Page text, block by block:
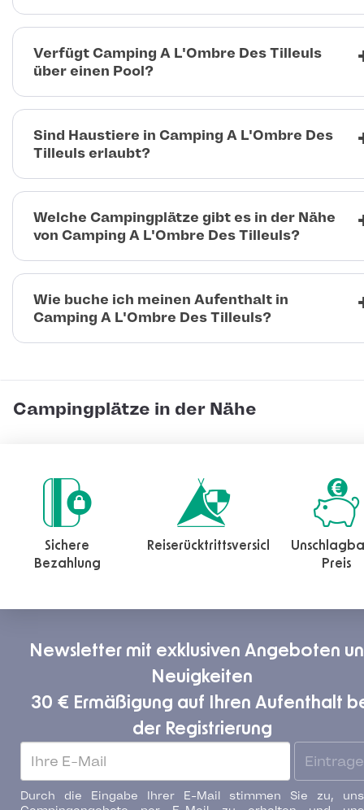
Verfügt Camping A L'Ombre Des Tilleuls
über einen Pool?
Sind Haustiere in Camping A L'Ombre Des
Tilleuls erlaubt?
Welche Campingplätze gibt es in der Nähe
von Camping A L'Ombre Des Tilleuls?
Wie buche ich meinen Aufenthalt in
Camping A L'Ombre Des Tilleuls?
Campingplätze in der Nähe
Sichere
Bezahlung
Reiserücktrittsversicherung
Preis
Newsletter mit exklusiven Angeboten
Neuigkeiten
30 € Ermäßigung auf Ihren Aufenthalt
der Registrierung
Durch die Eingabe Ihrer E-Mail stimmen Sie zu,